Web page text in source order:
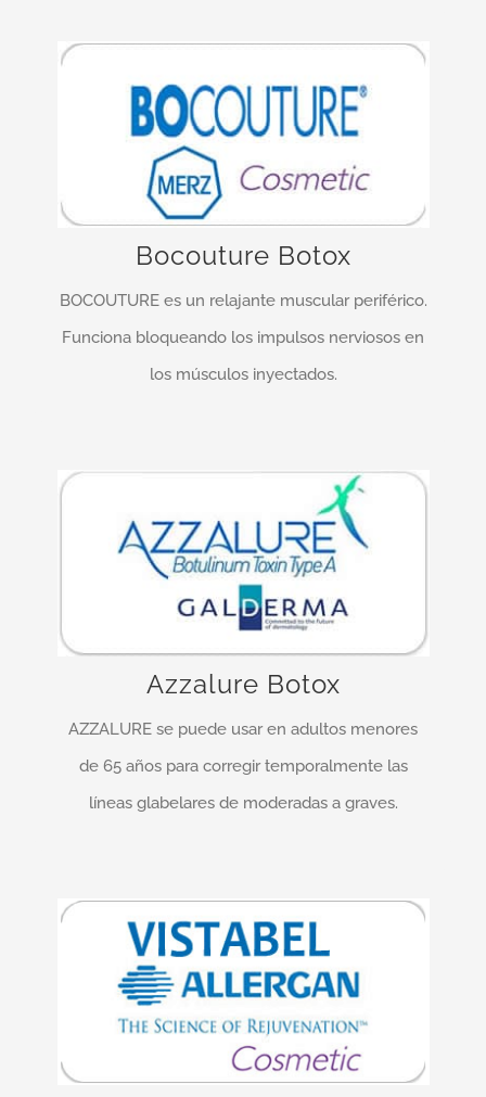
Bocouture Botox
BOCOUTURE es un relajante muscular periférico.
Funciona bloqueando los impulsos nerviosos en
los músculos inyectados.
¡Entrega rápida y fiable!
BOCOUTURE está indicado en la corrección
temporal de las arrugas verticales observadas
MÁS INFO…
Azzalure Botox
AZZALURE se puede usar en adultos menores
de 65 años para corregir temporalmente las
líneas glabelares de moderadas a graves.
¡Entrega rápida y fiable!
AZZALURE actúa en la unión entre los nervios y
los músculos, previniendo la liberación por las
terminaciones nerviosas de un químico llamado
acetilcolina …
¡Entrega rápida y fiable!
VISTABEL está indicado en la corrección
temporal de las arrugas verticales observadas
durante el ceño de las cejas, en adultos menores